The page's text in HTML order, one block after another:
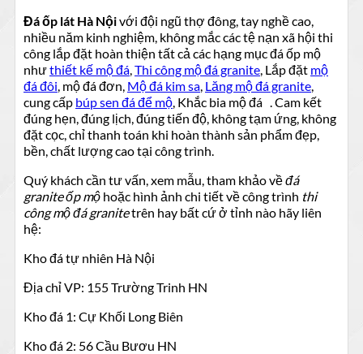
Đá ốp lát Hà Nộivới đội ngũ thợ đông, tay nghề cao,
nhiều năm kinh nghiệm, không mắc các tệ nạn xã hội thi
công lắp đặt hoàn thiện tất cả các hạng mục đá ốp mộ
nhưthiết kế mộ đá,Thi công mộ đá granite, Lắp đặt mộ
đá đôi, mộ đá đơn, Mộ đá kim sa, Lăng mộ đá granite,
cung cấp búp sen đá để mộ, Khắc bia mộ đá . Cam kết
đúng hẹn, đúng lịch, đúng tiến độ, không tạm ứng, không
đặt cọc, chỉ thanh toán khi hoàn thành sản phẩm đẹp,
bền, chất lượng cao tại công trình.
Quý khách cần tư vấn, xem mẫu, tham khảo vềđá
granite ốp mộ hoặc hình ảnh chi tiết về công trình thi
công mộ đá granitetrên hay bất cứ ở tỉnh nào hãy liên
hệ:
Kho đá tự nhiên Hà Nội
Địa chỉ VP: 155 Trường Trinh HN
Kho đá 1: Cự Khối Long Biên
Kho đá 2: 56 Cầu Bươu HN